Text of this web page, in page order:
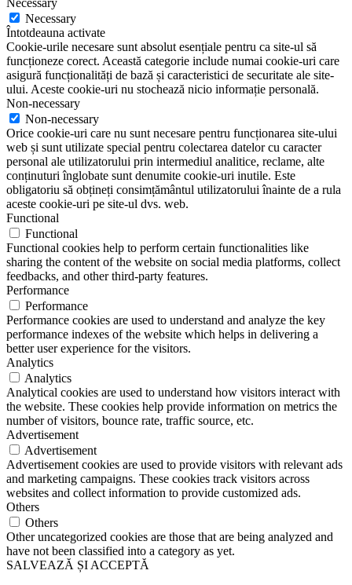
Necessary
Întotdeauna activate
Cookie-urile necesare sunt absolut esențiale pentru ca site-ul să
funcționeze corect. Această categorie include numai cookie-uri care
asigură funcționalități de bază și caracteristici de securitate ale site-
ului. Aceste cookie-uri nu stochează nicio informație personală.
Non-necessary
Non-necessary
Orice cookie-uri care nu sunt necesare pentru funcționarea site-ului
web și sunt utilizate special pentru colectarea datelor cu caracter
personal ale utilizatorului prin intermediul analitice, reclame, alte
conținuturi înglobate sunt denumite cookie-uri inutile. Este
obligatoriu să obțineți consimțământul utilizatorului înainte de a rula
aceste cookie-uri pe site-ul dvs. web.
Functional
Functional
Functional cookies help to perform certain functionalities like
sharing the content of the website on social media platforms, collect
feedbacks, and other third-party features.
Performance
Performance
Performance cookies are used to understand and analyze the key
performance indexes of the website which helps in delivering a
better user experience for the visitors.
Analytics
Analytics
Analytical cookies are used to understand how visitors interact with
the website. These cookies help provide information on metrics the
number of visitors, bounce rate, traffic source, etc.
Advertisement
Advertisement
Advertisement cookies are used to provide visitors with relevant ads
and marketing campaigns. These cookies track visitors across
websites and collect information to provide customized ads.
Others
Others
Other uncategorized cookies are those that are being analyzed and
have not been classified into a category as yet.
SALVEAZĂ ȘI ACCEPTĂ